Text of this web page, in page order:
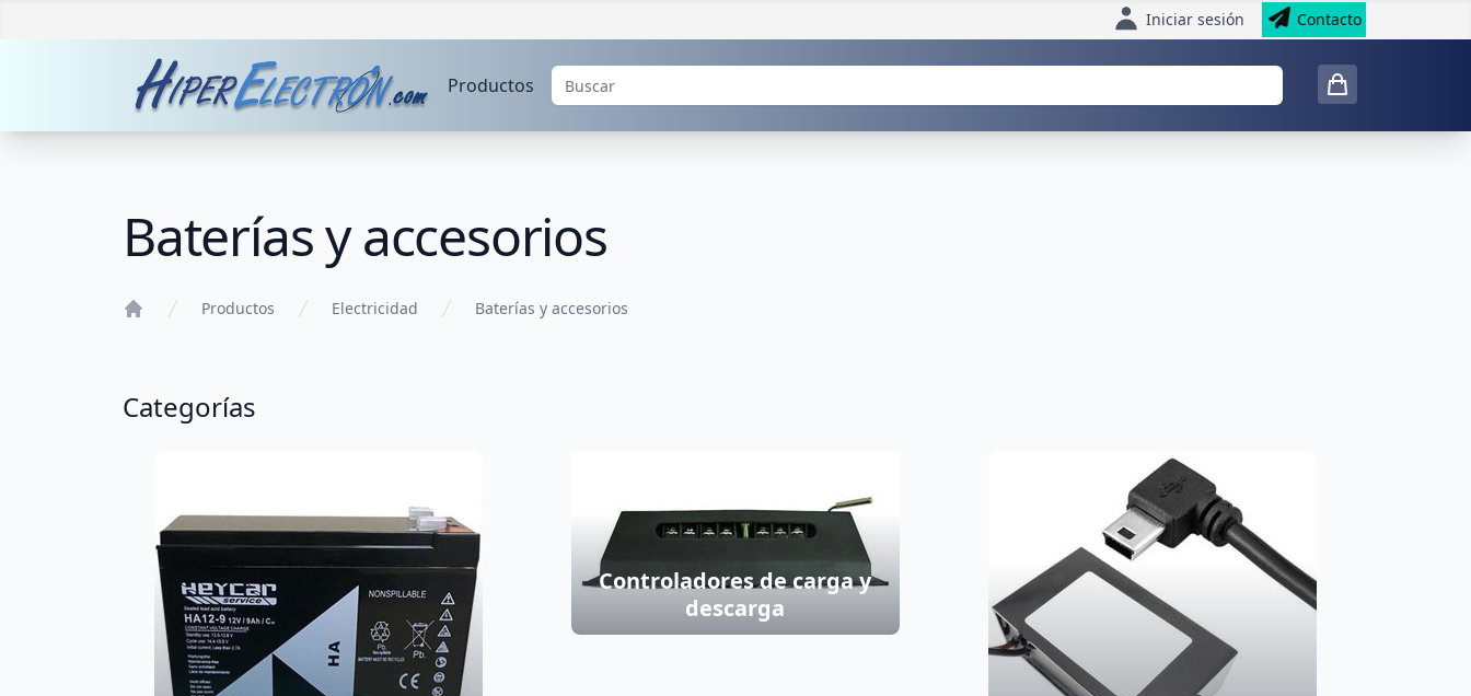
Iniciar sesión Contacto
Productos
Baterías y accesorios
Productos Electricidad Baterías y accesorios
Categorías
Controladores de carga y
descarga